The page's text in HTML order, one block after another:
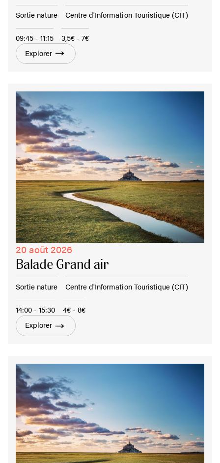
Sortie nature Centre d'Information Touristique (CIT)
09:45 - 11:15
3,5€ - 7€
Explorer
20 août 2026
Balade Grand air
Sortie nature Centre d'Information Touristique (CIT)
14:00 - 15:30
4€ - 8€
Explorer